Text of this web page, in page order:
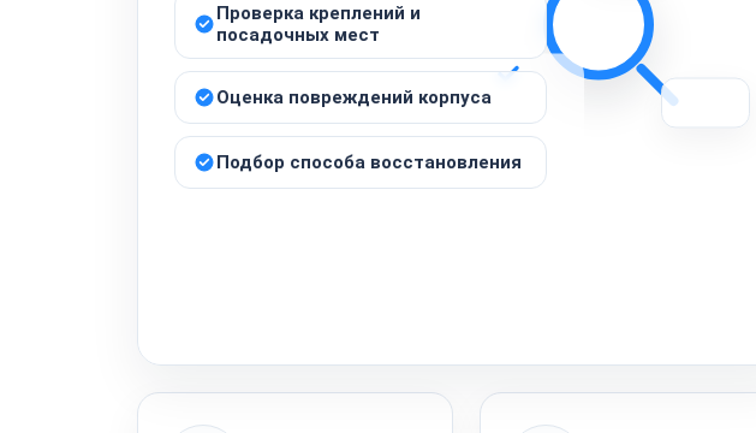
Проверка креплений и
посадочных мест
Оценка повреждений корпуса
Подбор способа восстановления